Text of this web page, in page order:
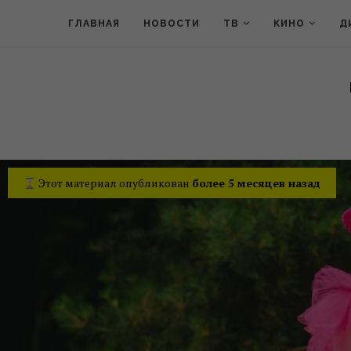
ГЛАВНАЯ НОВОСТИ ТВ КИНО
Этот материал опубликован более 5 месяцев назад